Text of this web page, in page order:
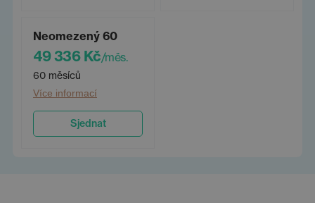
Neomezený 60
49 336 Kč/měs.
60 měsíců
Více informací
Sjednat